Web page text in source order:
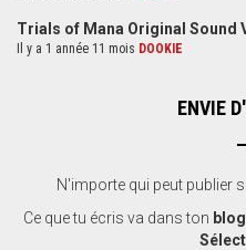
Trials of Mana Original Sound
Il y a 1 année 11 mois DOOKIE
ENVIE
N'importe qui peut publier
Ce que tu écris va dans ton blog